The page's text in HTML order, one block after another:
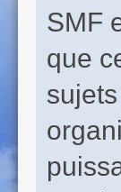
SMF
que